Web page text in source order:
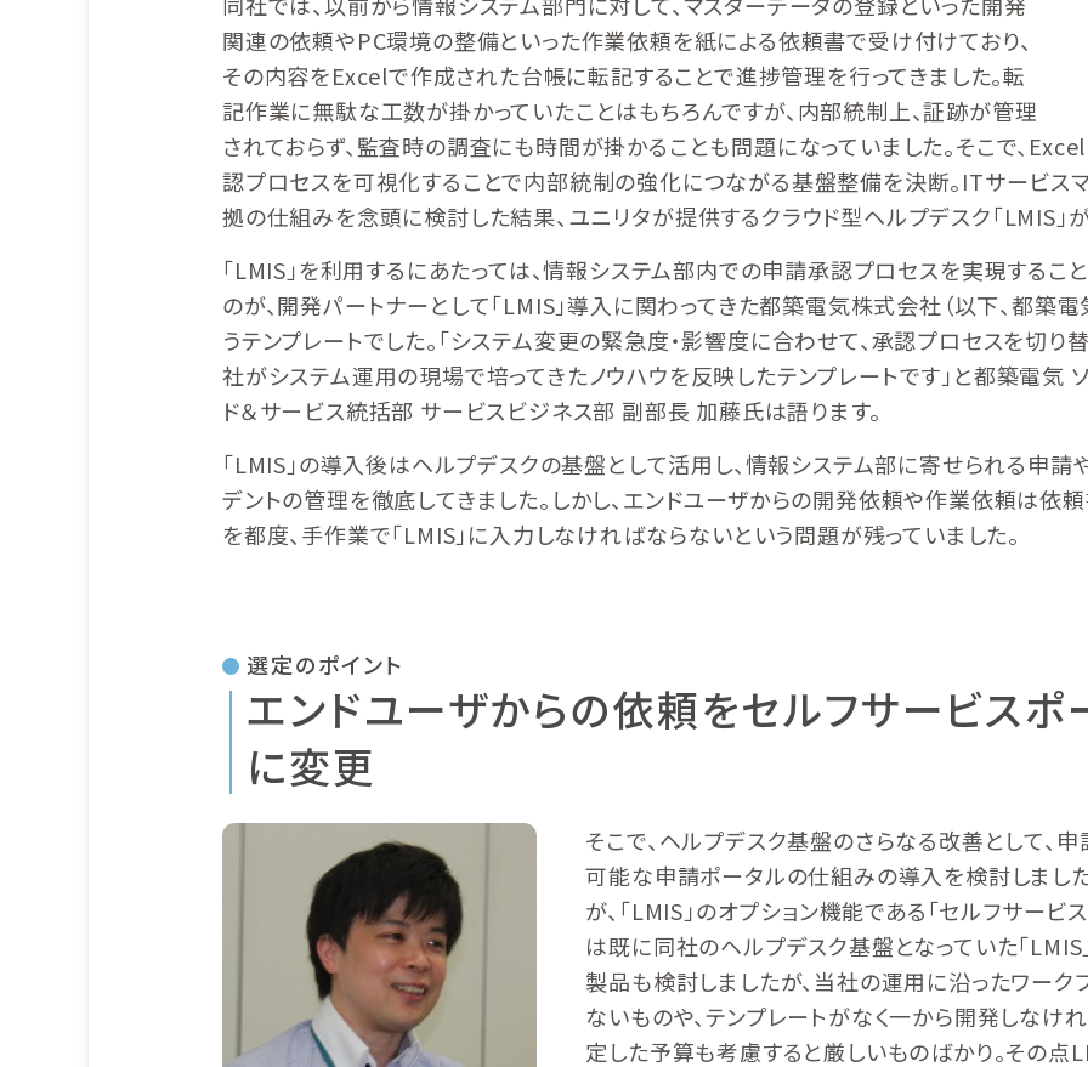
関連の依頼やPC環境の整備といった作業依頼を紙による依頼書で受け付けており、
その内容をExcelで作成された台帳に転記することで進捗管理を行ってきました。転
記作業に無駄な工数が掛かっていたことはもちろんですが、内部統制上、証跡が管理
されておらず、監査時の調査にも時間が掛かることも問題になっていました。そこで、
認プロセスを可視化することで内部統制の強化につながる基盤整備を決断。ITサービス
拠の仕組みを念頭に検討した結果、ユニリタが提供するクラウド型ヘルプデスク「LMIS」
「LMIS」を利用するにあたっては、情報システム部内での申請承認プロセスを実現するこ
のが、開発パートナーとして「LMIS」導入に関わってきた都築電気株式会社（以下、都築電
うテンプレートでした。「システム変更の緊急度・影響度に合わせて、承認プロセスを切り
社がシステム運用の現場で培ってきたノウハウを反映したテンプレートです」と都築電気
ド＆サービス統括部 サービスビジネス部 副部長 加藤氏は語ります。
「LMIS」の導入後はヘルプデスクの基盤として活用し、情報システム部に寄せられる申
デントの管理を徹底してきました。しかし、エンドユーザからの開発依頼や作業依頼は依
を都度、手作業で「LMIS」に入力しなければならないという問題が残っていました。
選定のポイント
エンドユーザからの依頼をセルフサービス
に変更
そこで、ヘルプデスク基盤のさらなる改善として、
可能な申請ポータルの仕組みの導入を検討しまし
が、「LMIS」のオプション機能である「セルフサービ
は既に同社のヘルプデスク基盤となっていた「LMIS
製品も検討しましたが、当社の運用に沿ったワー
ないものや、テンプレートがなく一から開発しなけ
定した予算も考慮すると厳しいものばかり。その